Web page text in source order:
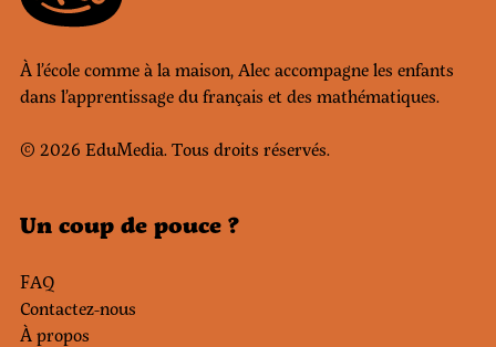
À l’école comme à la maison, Alec accompagne les enfants
dans l’apprentissage du français et des mathématiques.
© 2026 EduMedia. Tous droits réservés.
Un coup de pouce ?
FAQ
Contactez-nous
À propos